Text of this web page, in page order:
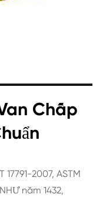
Chấp
2007, ASTM
năm 1432,